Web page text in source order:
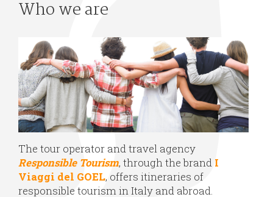
Who we are
The tour operator and travel agency
Responsible Tourism, through the brand I
Viaggi del GOEL, offers itineraries of
responsible tourism in Italy and abroad.